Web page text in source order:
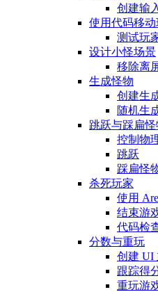
创建输
使用代码移动
测试玩
设计小怪场景
移除离
生成怪物
创建生
随机生
跳跃与踩扁怪
控制物
跳跃
踩扁怪
杀死玩家
使用
结束游
代码检
分数与重玩
创建 UI
跟踪得
重玩游